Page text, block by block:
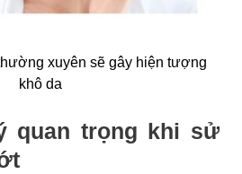
xuyên sẽ gây hiện tượng
khô da
quan trọng khi sử